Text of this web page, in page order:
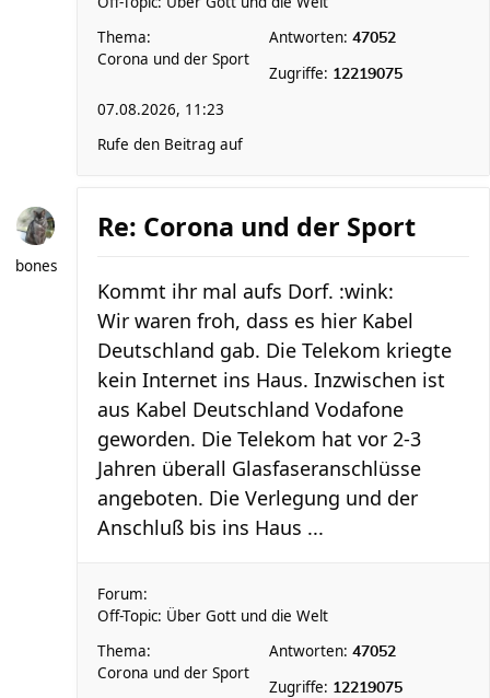
Thema:
Corona und der Sport
Antworten: 47052
Zugriffe: 12219075
07.08.2026, 11:23
Rufe den Beitrag auf
bones
Re: Corona und der Sport
Kommt ihr mal aufs Dorf. :wink:
Wir waren froh, dass es hier Kabel
Deutschland gab. Die Telekom kriegte
kein Internet ins Haus. Inzwischen ist
aus Kabel Deutschland Vodafone
geworden. Die Telekom hat vor 2-3
Jahren überall Glasfaseranschlüsse
angeboten. Die Verlegung und der
Anschluß bis ins Haus ...
Forum:
Off-Topic: Über Gott und die Welt
Thema:
Corona und der Sport
Antworten: 47052
Zugriffe: 12219075